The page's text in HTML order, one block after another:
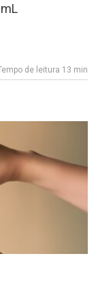
de leitura 13 min